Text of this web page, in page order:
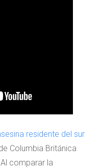
residente del sur
Columbia Británica
comparar la